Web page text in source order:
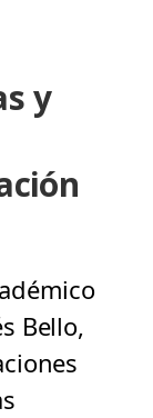
y
Bello,